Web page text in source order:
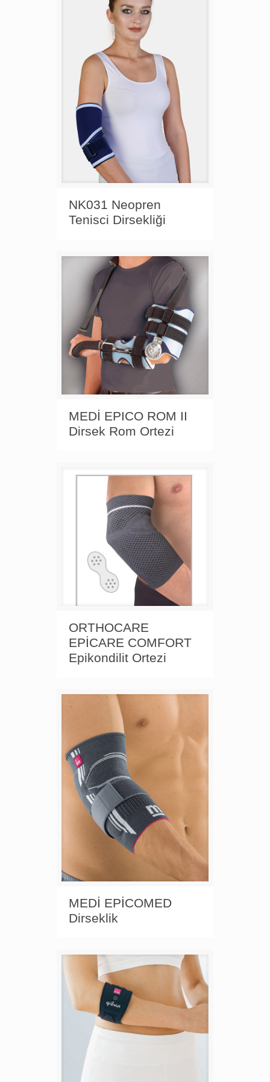
NK031 Neopren
Tenisci Dirsekliği
MEDİ EPICO ROM II
Dirsek Rom Ortezi
ORTHOCARE
EPİCARE COMFORT
Epikondilit Ortezi
MEDİ EPİCOMED
Dirseklik